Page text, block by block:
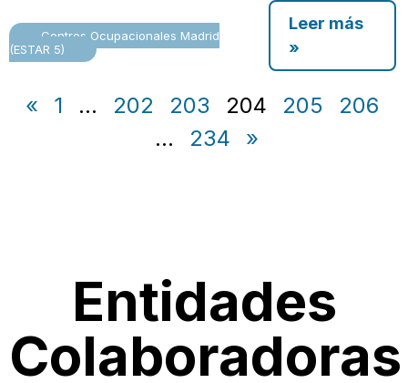
Centros Ocupacionales Madrid
(ESTAR 5)
Leer más
»
« 1 … 202 203 204 205
206
…
234 »
Entidades
Colaboradoras